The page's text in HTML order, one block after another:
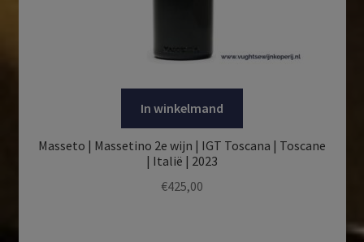
In winkelmand
Masseto | Massetino 2e wijn | IGT Toscana | Toscane
| Italië | 2023
€425,00